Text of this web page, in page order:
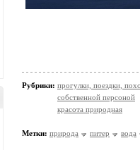
Рубрики: прогулки, поездки,
собственной персоной
красота природная
Метки: природа питер вода